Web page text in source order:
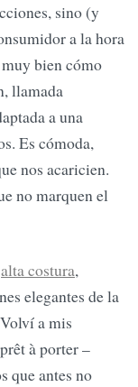
sino (y
a la hora
bien cómo
llamada
a una
Es cómoda,
nos acaricien.
no marquen el
alta costura,
elegantes de la
a mis
à porter –
que antes no